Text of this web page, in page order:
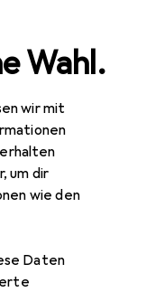
Wahl.
wir mit
um dir
wie den
Daten
Netzwerk